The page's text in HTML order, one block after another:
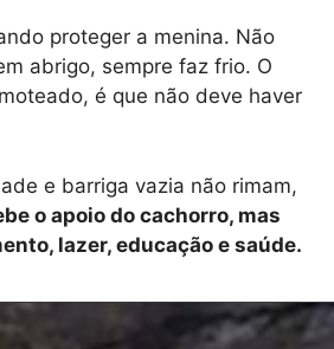
proteger a menina. Não
abrigo, sempre faz frio. O
é que não deve haver
e barriga vazia não rimam,
o apoio do cachorro, mas
lazer, educação e saúde.